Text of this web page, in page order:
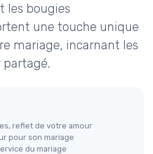
les bougies
une touche unique
mariage, incarnant les
partagé.
reflet de votre amour
pour son mariage
du mariage